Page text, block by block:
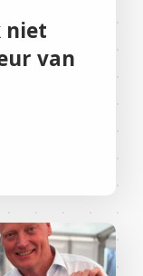
niet
van